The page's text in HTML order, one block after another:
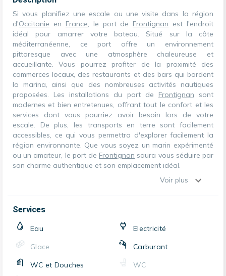
Si vous planifiez une escale ou une visite dans la région
d'Occitanie en France, le port de Frontignan est l'endroit
idéal pour amarrer votre bateau. Situé sur la côte
méditerranéenne, ce port offre un environnement
pittoresque avec une atmosphère chaleureuse et
accueillante. Vous pourrez profiter de la proximité des
commerces locaux, des restaurants et des bars qui bordent
la marina, ainsi que des nombreuses activités nautiques
proposées. Les installations du port de Frontignan sont
modernes et bien entretenues, offrant tout le confort et les
services dont vous pourriez avoir besoin lors de votre
escale. De plus, les transports en terre sont facilement
accessibles, ce qui vous permettra d'explorer facilement la
région environnante. Que vous soyez un marin expérimenté
ou un amateur, le port de Frontignan saura vous séduire par
son charme authentique et son emplacement idéal.
Voir plus
Services
Eau
Electricité
Glace
Carburant
WC et Douches
WC